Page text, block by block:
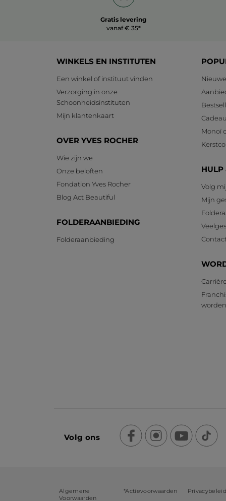
Gratis levering
vanaf € 35*
WINKELS EN INSTITUTEN
Een winkel of instituut vinden
Verzorging in onze
Schoonheidsinstituten
Mijn klantenkaart
OVER YVES ROCHER
Wie zijn we
Onze beloften
Fondation Yves Rocher
Blog Act Beautiful
FOLDERAANBIEDING
Folderaanbieding
Monoï
HULP
Volg
Mijn
worden
Volg ons
Algemene
Voorwaarden
*Actievoorwaarden Privacybeleid